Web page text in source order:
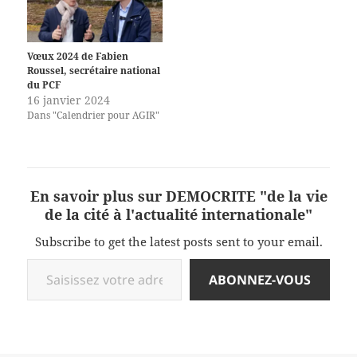
Vœux 2024 de Fabien
Roussel, secrétaire national
du PCF
16 janvier 2024
Dans "Calendrier pour AGIR"
En savoir plus sur DEMOCRITE "de la vie
de la cité à l'actualité internationale"
Subscribe to get the latest posts sent to your email.
Saisissez votre adresse e-mail…
ABONNEZ-VOUS